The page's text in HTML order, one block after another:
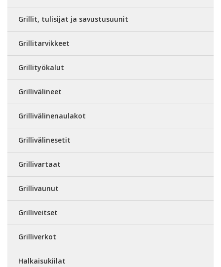
Grillit, tulisijat ja savustusuunit
Grillitarvikkeet
Grillityökalut
Grillivälineet
Grillivälinenaulakot
Grillivälinesetit
Grillivartaat
Grillivaunut
Grilliveitset
Grilliverkot
Halkaisukiilat